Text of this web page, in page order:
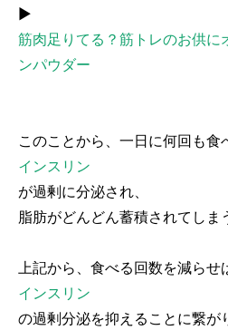
▶︎
筋肉足りてる？筋トレのお供に
ンパウダー
このことから、一日に何回も食
インスリン
が過剰に分泌され、
脂肪がどんどん蓄積されてしま
上記から、食べる回数を減らせ
インスリン
の過剰分泌を抑えることに繋が